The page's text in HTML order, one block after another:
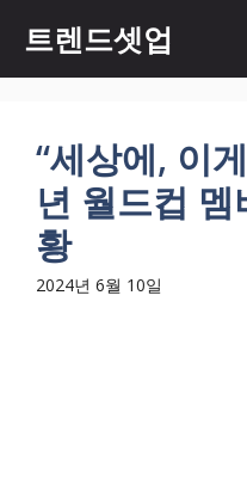
츠
트렌드셋업
“세상에, 이
년 월드컵
황
2024년 6월 10일